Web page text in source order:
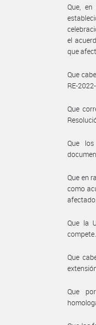
Que,
el
que
Que
RE-
Que
Que
Que en
como
afectado.
Que la
compete.
Que
Que